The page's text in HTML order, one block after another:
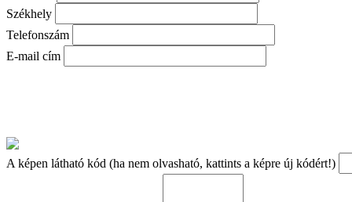
Székhely
Telefonszám
E-mail cím
A képen látható kód (ha nem olvasható, kattints a képre új kódért!)